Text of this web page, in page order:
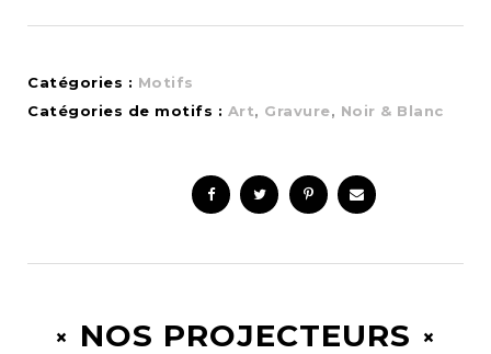
Catégories : Motifs
Catégories de motifs : Art, Gravure, Noir & Blanc
NOS PROJECTEURS